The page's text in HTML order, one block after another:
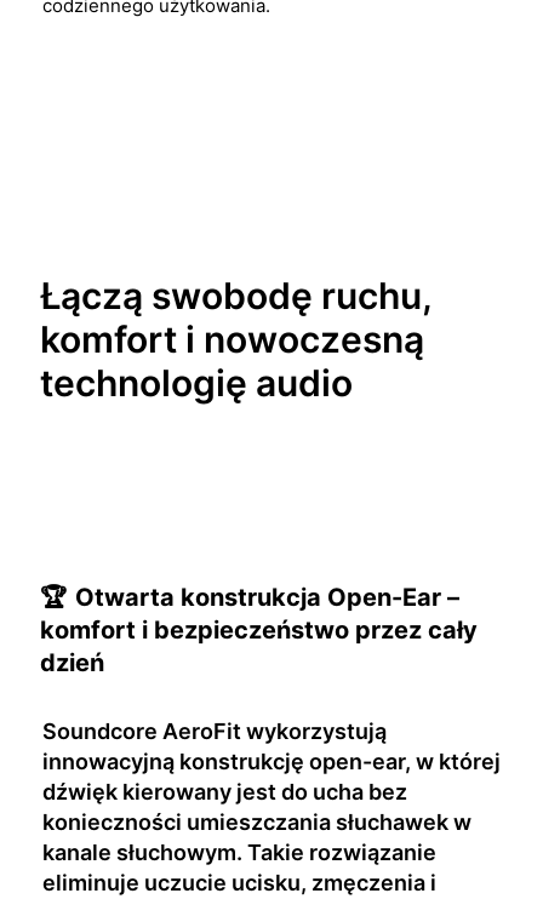
codziennego użytkowania.
Łączą swobodę ruchu,
komfort i nowoczesną
technologię audio
🏆 Otwarta konstrukcja Open-Ear –
komfort i bezpieczeństwo przez cały
dzień
Soundcore AeroFit wykorzystują
innowacyjną konstrukcję open-ear, w której
dźwięk kierowany jest do ucha bez
konieczności umieszczania słuchawek w
kanale słuchowym. Takie rozwiązanie
eliminuje uczucie ucisku, zmęczenia i